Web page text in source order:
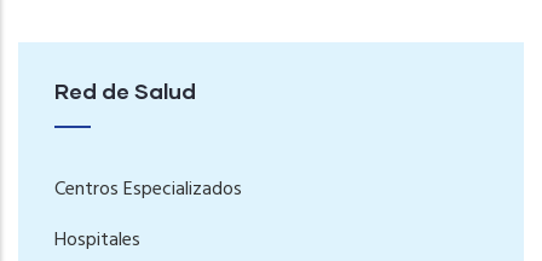
Red de Salud
Centros Especializados
Hospitales